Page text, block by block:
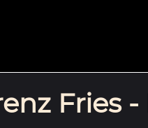
Fries